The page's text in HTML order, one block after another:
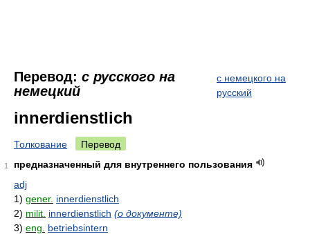
Перевод: с русского на
немецкий
с немецкого на
русский
innerdienstlich
Толкование Перевод
1
предназначенный для внутреннего пользования
adj
1) gener. innerdienstlich
2) milit. innerdienstlich (о документе)
3) eng. betriebsintern